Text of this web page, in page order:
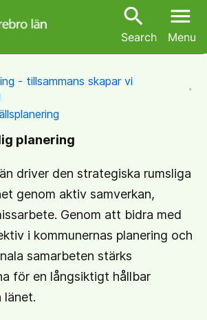
search
Search
menu
Menu
- tillsammans skapar vi
planering
driver den strategiska rumsliga
genom aktiv samverkan,
Genom att bidra med
i kommunernas planering och
samarbeten stärks
för en långsiktigt hållbar
länet.